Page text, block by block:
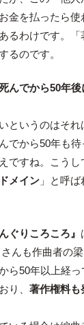
金を払ったら使
るわけです。
るのです。
んでから50年後
というのはそれ
でから50年も
ですね。こうし
メイン」と呼ば
んぐりころころ』
んも作曲者の
ら50年以上経っ
り、 著作権料も